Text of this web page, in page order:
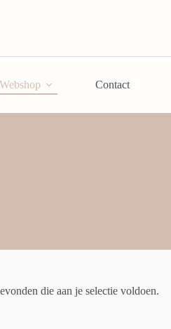
Webshop Contact
die aan je selectie voldoen.